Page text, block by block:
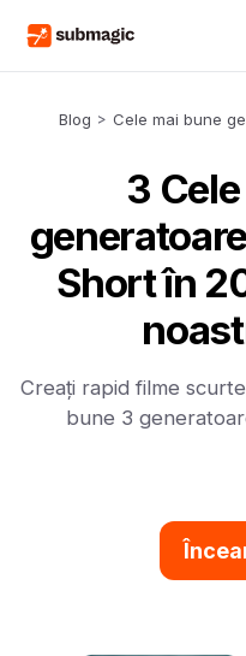
Blog > Cele mai bune
3
Short în
Creați rapid filme
bune 3